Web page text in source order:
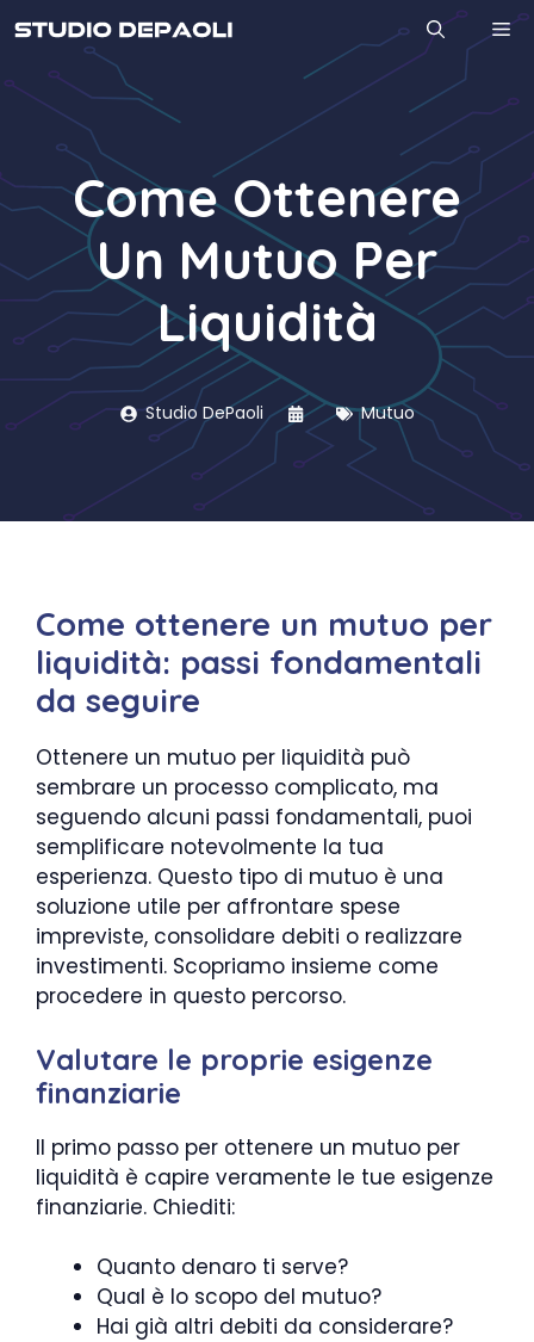
al
contenuto
Come Ottenere
Un Mutuo Per
Liquidità
Studio DePaoli Mutuo
Come ottenere un mutuo per
liquidità: passi fondamentali
da seguire
Ottenere un mutuo per liquidità può
sembrare un processo complicato, ma
seguendo alcuni passi fondamentali, puoi
semplificare notevolmente la tua
esperienza. Questo tipo di mutuo è una
soluzione utile per affrontare spese
impreviste, consolidare debiti o realizzare
investimenti. Scopriamo insieme come
procedere in questo percorso.
Valutare le proprie esigenze
finanziarie
Il primo passo per ottenere un mutuo per
liquidità è capire veramente le tue esigenze
finanziarie. Chiediti:
Quanto denaro ti serve?
Qual è lo scopo del mutuo?
Hai già altri debiti da considerare?